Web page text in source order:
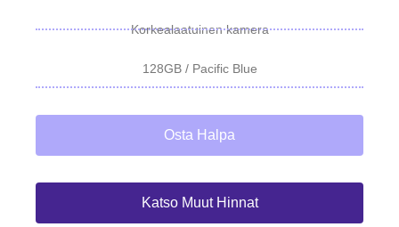
Korkealaatuinen kamera
128GB / Pacific Blue
Osta Halpa
Katso Muut Hinnat